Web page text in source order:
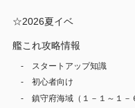
☆2026夏イベ
艦これ攻略情報
スタートアップ知識
初心者向け
鎮守府海域（１－１～１－